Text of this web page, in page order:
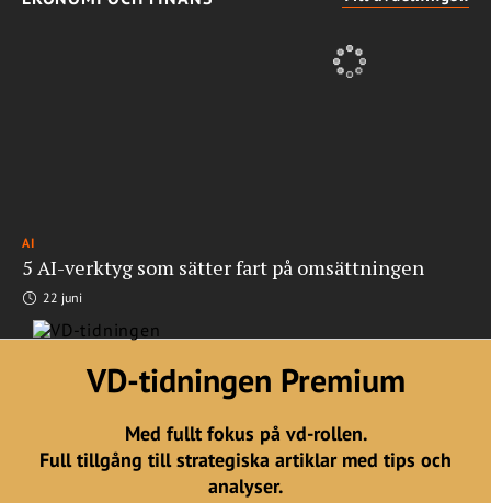
AI
5 AI-verktyg som sätter fart på omsättningen
22 juni
VD-tidningen Premium
Med fullt fokus på vd-rollen.
Full tillgång till strategiska artiklar med tips och
analyser.